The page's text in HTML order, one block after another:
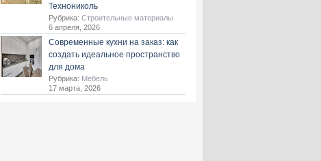
Технониколь
Рубрика: Строительные материалы
6 апреля, 2026
Современные кухни на заказ: как
создать идеальное пространство
для дома
Рубрика: Мебель
17 марта, 2026